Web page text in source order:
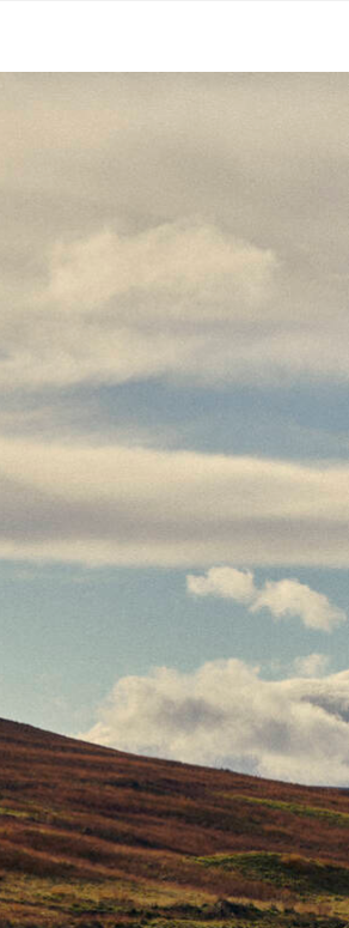
Barrierefreiheitserklärung